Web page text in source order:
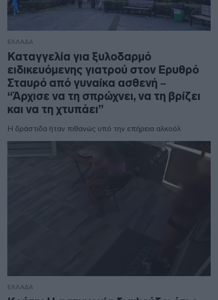
ΕΛΛΑΔΑ
Καταγγελία για ξυλοδαρμό
ειδικευόμενης γιατρού στον Ερυθρό
Σταυρό από γυναίκα ασθενή –
“Άρχισε να τη σπρώχνει, να τη βρίζει
και να τη χτυπάει”
Η δράστιδα ήταν πιθανώς υπό την επήρεια αλκοόλ
ΕΛΛΑΔΑ